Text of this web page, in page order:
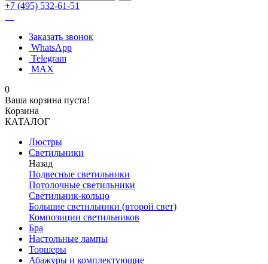
+7 (495) 532-61-51
Заказать звонок
WhatsApp
Telegram
MAX
0
Ваша корзина пуста!
Корзина
КАТАЛОГ
Люстры
Светильники
Назад
Подвесные светильники
Потолочные светильники
Светильник-кольцо
Большие светильники (второй свет)
Композиции светильников
Бра
Настольные лампы
Торшеры
Абажуры и комплектующие